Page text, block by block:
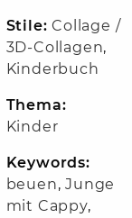
Stile: Collage /
3D-Collagen,
Kinderbuch
Thema:
Kinder
Keywords:
beuen,Junge
mit Cappy,